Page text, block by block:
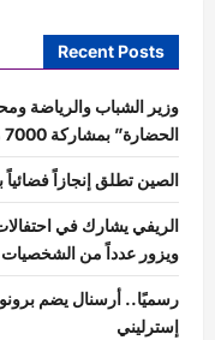
Recent Posts
وزير الشباب والرياضة
الحضارة” بمشاركة 7000 متسابق
الصين تطلق إنجازاً
الريفي يشارك في
ويزور عدداً من الشخصيات
إسترليني